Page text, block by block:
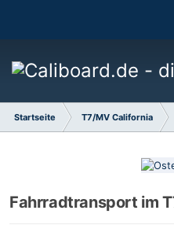
Startseite T7/MV California
Fahrradtransport im